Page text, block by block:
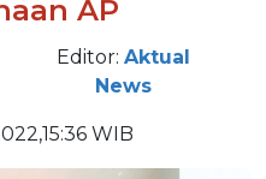
AP
Editor:Aktual
News
WIB